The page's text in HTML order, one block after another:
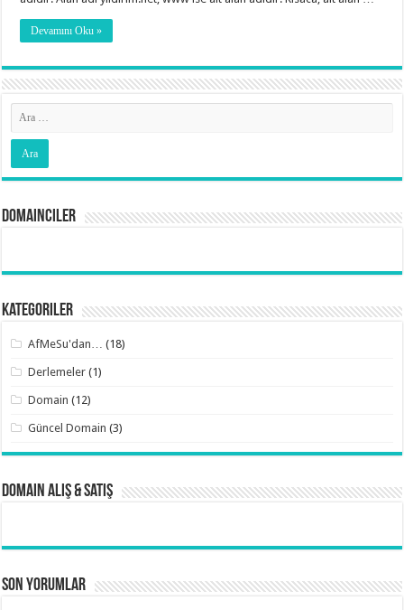
Devamını Oku »
Domainciler
Kategoriler
AfMeSu'dan… (18)
Derlemeler (1)
Domain (12)
Güncel Domain (3)
Domain Alış & Satış
Son Yorumlar